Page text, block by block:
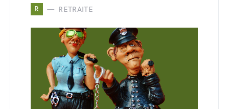
R RETRAITE